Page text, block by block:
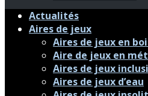
Actualités
Aires de jeux
Aires de jeux en
Aire de jeux en
Aires de jeux
Aires de jeux d’eau